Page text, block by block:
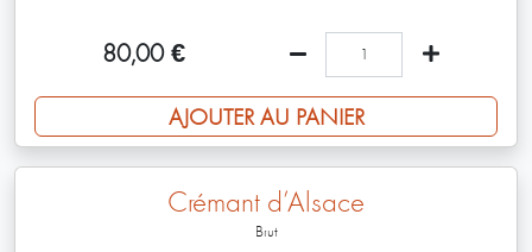
80,00 €
AJOUTER AU PANIER
Crémant d’Alsace
Brut